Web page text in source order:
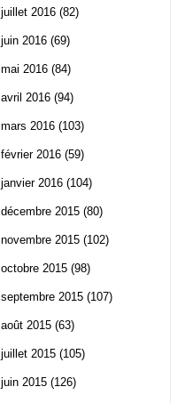
juillet 2016 (82)
juin 2016 (69)
mai 2016 (84)
avril 2016 (94)
mars 2016 (103)
février 2016 (59)
janvier 2016 (104)
décembre 2015 (80)
novembre 2015 (102)
octobre 2015 (98)
septembre 2015 (107)
août 2015 (63)
juillet 2015 (105)
juin 2015 (126)